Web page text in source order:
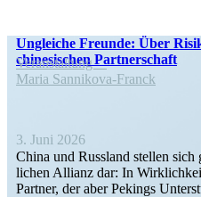
Ungleiche Freunde: Über
chine­­si­­schen Partnerschaft
Veran­staltung
Maria Sannikova-Franck
3. Juni 2026
China und Russland stellen
lichen Allianz dar: In
Partner, der aber Pekings